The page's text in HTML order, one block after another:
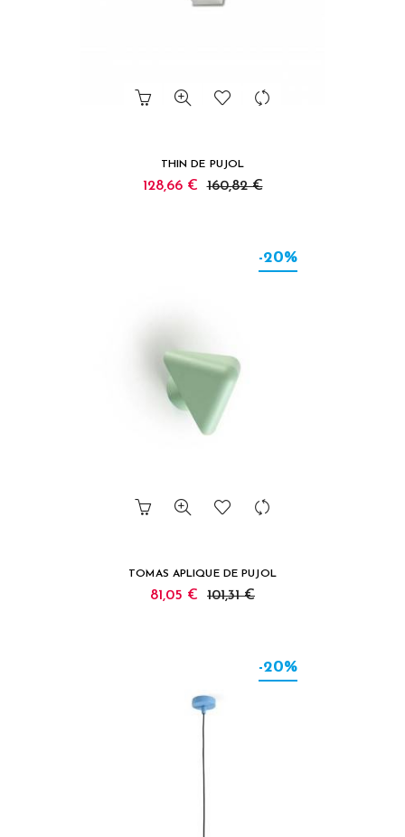
THIN DE PUJOL
128,66 € 160,82 €
-20%
TOMAS APLIQUE DE PUJOL
81,05 € 101,31 €
-20%